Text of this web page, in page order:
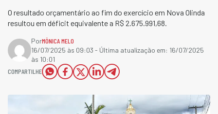
O resultado orçamentário ao fim do exercício em Nova Olinda
resultou em déficit equivalente a R$ 2.675.991,68.
PorMÔNICA MELO
16/07/2025 às 09:03 - Última atualização em: 16/07/2025
às 10:01
COMPARTILHE